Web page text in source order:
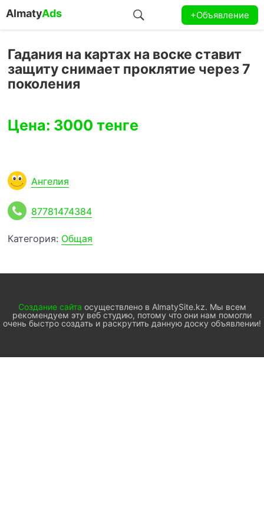
AlmatyAds +Объявление
Гадания на картах на воске ставит
защиту снимает проклятие через 7
поколения
Цена: 3000 тенге
Ангелия
87781474384
Категория: Общая
Создание сайта осуществлено в AlmatySite.kz. Мы всем
рекомендуем эту веб студию, потому что они нам помогли
очень быстро создать и раскрутить данную доску объявлении!